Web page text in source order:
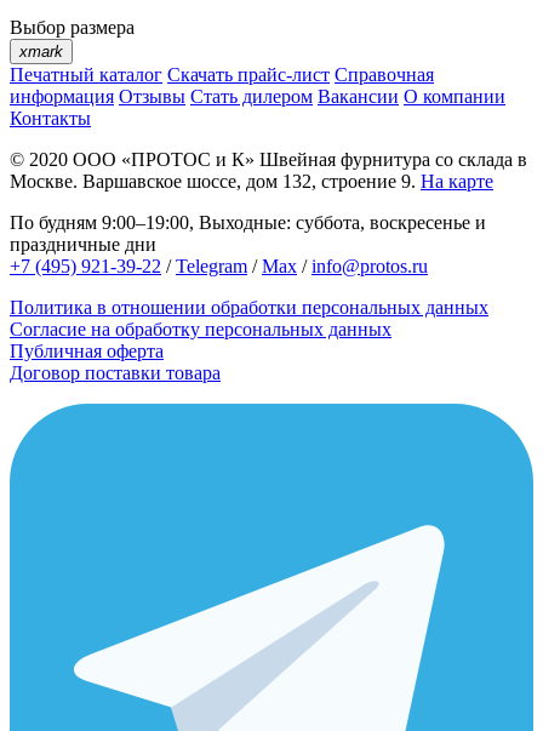
Выбор размера
xmark
Печатный каталог Скачать прайс-лист Справочная
информация Отзывы Стать дилером Вакансии О компании
Контакты
© 2020 ООО «ПРОТОС и К» Швейная фурнитура со склада в
Москве. Варшавское шоссе, дом 132, строение 9. На карте
По будням 9:00–19:00, Выходные: суббота, воскресенье и
праздничные дни
+7 (495) 921-39-22 /Telegram /Max /info@protos.ru
Политика в отношении обработки персональных данных
Согласие на обработку персональных данных
Публичная оферта
Договор поставки товара